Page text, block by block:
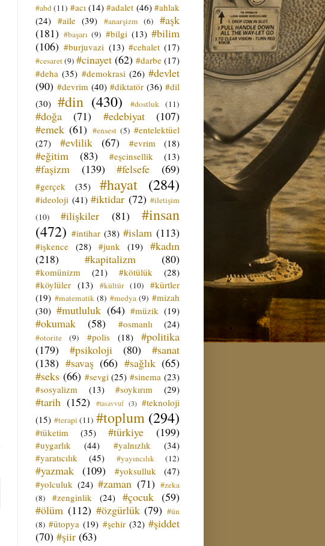
#abd (11) #acı (14) #adalet (46) #ahlak
(24) #aile (39) #anarşizm (6)
#aşk
(181) #başarı (9) #bilgi (13) #bilim
(106) #burjuvazi (13) #cehalet (17)
#cesaret(9) #cinayet (62) #darbe (17)
#deha (35) #demokrasi (26) #devlet
(90) #devrim (40) #diktatör (36) #dil
(30) #din (430) #dostluk (11)
#doğa (71) #edebiyat
(107)
#emek (61) #ensest (5) #entelektüel
(27)
#evlilik (67) #evrim (18)
#eğitim (83) #eşcinsellik (13)
#faşizm (139) #felsefe (69)
#gerçek (35) #hayat (284)
#ideoloji (41) #iktidar (72) #iletişim
(10)
#ilişkiler (81)
#insan
(472) #intihar (38) #islam (113)
#işkence (28) #junk (19) #kadın
(218)
#kapitalizm (80)
#komünizm (21) #kötülük
(28)
#köylüler (13) #kültür (10)
#kürtler
(19) #matematik (8) #medya (9) #mizah
(30) #mutluluk (64) #müzik (19)
#okumak (58) #osmanlı (24)
#otorite (9) #polis (18)
#politika
(179)
#psikoloji (80)
#sanat
(138) #savaş (66) #sağlık (65)
#seks (66) #sevgi (25) #sinema (23)
#sosyalizm
(13) #soykırım (29)
#tarih (152) #tasavvuf (3) #teknoloji
(15) #terapi (11) #toplum (294)
#tüketim (35) #türkiye (199)
#uygarlık (44) #yalnızlık
(34)
#yaratıcılık
(45) #yayıncılık (12)
#yazmak (109) #yoksulluk
(47)
#yolculuk (24) #zaman (71) #zeka
(8)
#zenginlik (24) #çocuk (59)
#ölüm (112) #özgürlük (79) #ün
(8) #ütopya (19) #şehir (32) #şiddet
(70) #şiir (63)